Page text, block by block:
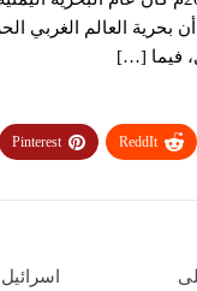
بحرية العالم الغربي
فيما […]
ReddIt
Pinterest